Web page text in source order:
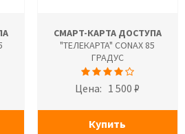
СМАРТ-КАРТА ДОСТУПА
"ТЕЛЕКАРТА" CONAX 85
ГРАДУС
Цена: 1 500 ₽
Купить